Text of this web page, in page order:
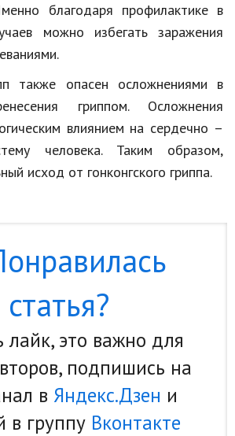
благодаря профилактике в
можно избегать заражения
также опасен осложнениями в
гриппом. Осложнения
влиянием на сердечно –
человека. Таким образом,
исход от гонконгского гриппа.
статья?
лайк, это важно для
подпишись на
в Яндекс.Дзен и
в группу Вконтакте